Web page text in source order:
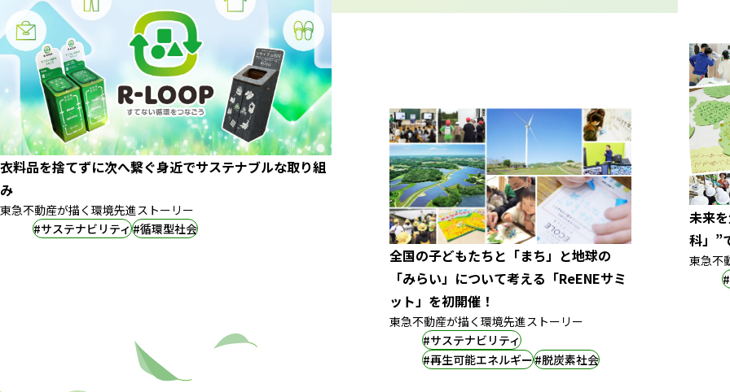
衣料品を捨てずに次へ繋ぐ身近でサステナブルな取り組
み
東急不動産が描く環境先進ストーリー
#サステナビリティ#循環型社会
全国の子どもたちと「まち」と地球の
「みらい」について考える「ReENEサミ
ット」を初開催！
東急不動産が描く環境先進ストーリー
#サステナビリティ
#再生可能エネルギー#脱炭素社会
未来
科」”
東急不